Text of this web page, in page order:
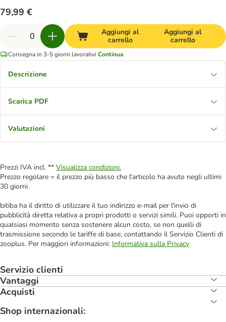
79,99 €
Aggiungi al
carrello
Aggiungi al
carrello
Consegna in 3-5 giorni lavorativi Continua
Descrizione
Scarica PDF
Valutazioni
Prezzi IVA incl. ** Visualizza condizioni.
Prezzo regolare = il prezzo più basso che l'articolo ha avuto negli ultimi
30 giorni
bitiba ha il diritto di utilizzare il tuo indirizzo e-mail per l'invio di
pubblicità diretta relativa a propri prodotti o servizi simili. Puoi opporti in
qualsiasi momento senza sostenere alcun costo, se non quelli di
trasmissione secondo le tariffe di base, contattando il Servizio Clienti di
zooplus. Per maggiori informazioni: Informativa sulla Privacy
Servizio clienti
Vantaggi
Acquisti
Shop internazionali: